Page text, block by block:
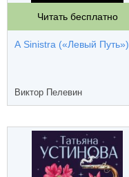
Читать бесплатно
A Sinistra («Левый Путь»)
Виктор Пелевин